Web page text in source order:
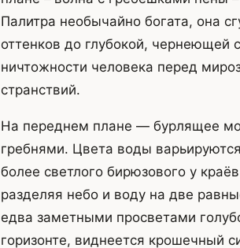
Палитра необычайно богата, она
оттенков до глубокой, чернеющей
ничтожности человека перед
странствий.
На переднем плане — бурлящее
гребнями. Цвета воды
более светлого бирюзового у
разделяя небо и воду на две
едва заметными просветами
горизонте, виднеется крошечный